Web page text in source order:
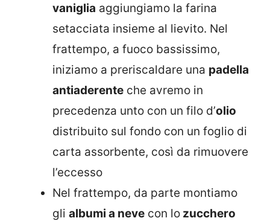
vaniglia aggiungiamo la farina
setacciata insieme al lievito. Nel
frattempo, a fuoco bassissimo,
iniziamo a preriscaldare una padella
antiaderente che avremo in
precedenza unto con un filo d’olio
distribuito sul fondo con un foglio di
carta assorbente, così da rimuovere
l’eccesso
Nel frattempo, da parte montiamo
gli albumi a neve con lo zucchero